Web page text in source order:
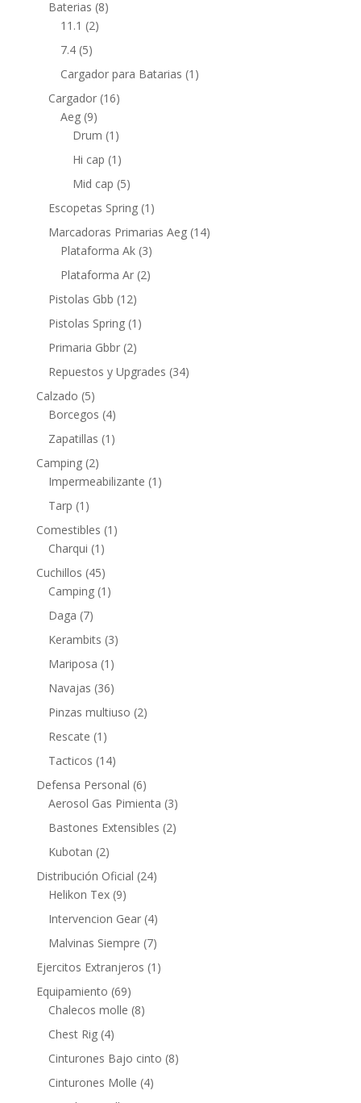
Baterias (8)
11.1 (2)
7.4 (5)
Cargador para Batarias (1)
Cargador (16)
Aeg (9)
Drum (1)
Hi cap (1)
Mid cap (5)
Escopetas Spring (1)
Marcadoras Primarias Aeg (14)
Plataforma Ak (3)
Plataforma Ar (2)
Pistolas Gbb (12)
Pistolas Spring (1)
Primaria Gbbr (2)
Repuestos y Upgrades (34)
Calzado (5)
Borcegos (4)
Zapatillas (1)
Camping (2)
Impermeabilizante (1)
Tarp (1)
Comestibles (1)
Charqui (1)
Cuchillos (45)
Camping (1)
Daga (7)
Kerambits (3)
Mariposa (1)
Navajas (36)
Pinzas multiuso (2)
Rescate (1)
Tacticos (14)
Defensa Personal (6)
Aerosol Gas Pimienta (3)
Bastones Extensibles (2)
Kubotan (2)
Distribución Oficial (24)
Helikon Tex (9)
Intervencion Gear (4)
Malvinas Siempre (7)
Ejercitos Extranjeros (1)
Equipamiento (69)
Chalecos molle (8)
Chest Rig (4)
Cinturones Bajo cinto (8)
Cinturones Molle (4)